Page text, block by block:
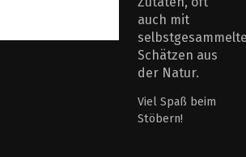
auch mit
Schätzen aus
der Natur.
Viel Spaß beim
Stöbern!